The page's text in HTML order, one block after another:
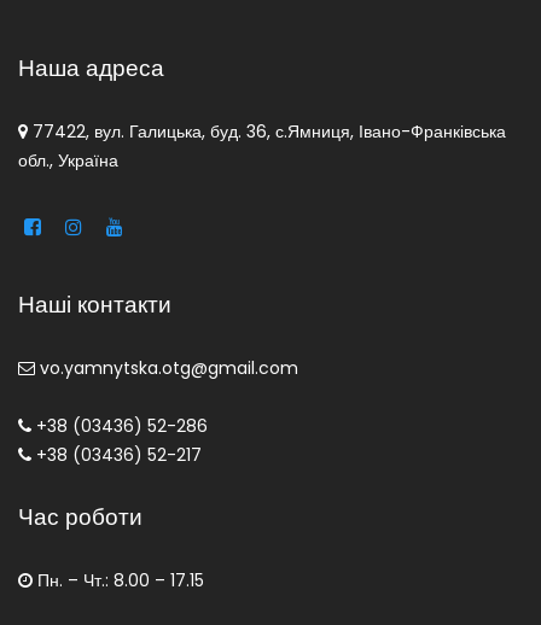
Наша адреса
77422, вул. Галицька, буд. 36, с.Ямниця, Івано-Франківська
обл., Україна
Наші контакти
vo.yamnytska.otg@gmail.com
+38 (03436) 52-286
+38 (03436) 52-217
Час роботи
Пн. – Чт.: 8.00 – 17.15